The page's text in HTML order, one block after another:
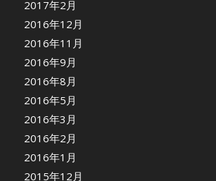
2017年2月
2016年12月
2016年11月
2016年9月
2016年8月
2016年5月
2016年3月
2016年2月
2016年1月
2015年12月